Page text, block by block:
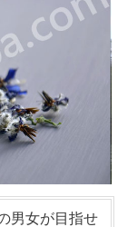
男女が目指せ